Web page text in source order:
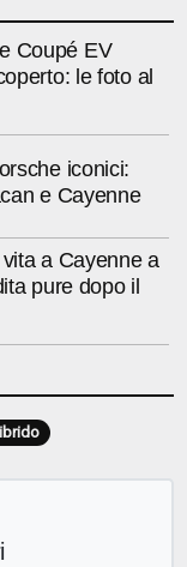
Coupé EV
le foto al
iconici:
e Cayenne
a Cayenne a
pure dopo il